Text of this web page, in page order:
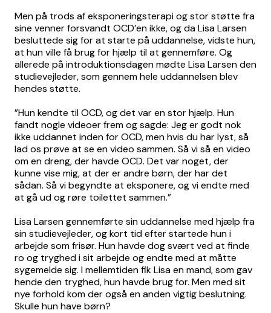
Men på trods af eksponeringsterapi og stor støtte fra
sine venner forsvandt OCD’en ikke, og da Lisa Larsen
besluttede sig for at starte på uddannelse, vidste hun,
at hun ville få brug for hjælp til at gennemføre. Og
allerede på introduktionsdagen mødte Lisa Larsen den
studievejleder, som gennem hele uddannelsen blev
hendes støtte.
”Hun kendte til OCD, og det var en stor hjælp. Hun
fandt nogle videoer frem og sagde: Jeg er godt nok
ikke uddannet inden for OCD, men hvis du har lyst, så
lad os prøve at se en video sammen. Så vi så en video
om en dreng, der havde OCD. Det var noget, der
kunne vise mig, at der er andre børn, der har det
sådan. Så vi begyndte at eksponere, og vi endte med
at gå ud og røre toilettet sammen.”
Lisa Larsen gennemførte sin uddannelse med hjælp fra
sin studievejleder, og kort tid efter startede hun i
arbejde som frisør. Hun havde dog svært ved at finde
ro og tryghed i sit arbejde og endte med at måtte
sygemelde sig. I mellemtiden fik Lisa en mand, som gav
hende den tryghed, hun havde brug for. Men med sit
nye forhold kom der også en anden vigtig beslutning.
Skulle hun have børn?